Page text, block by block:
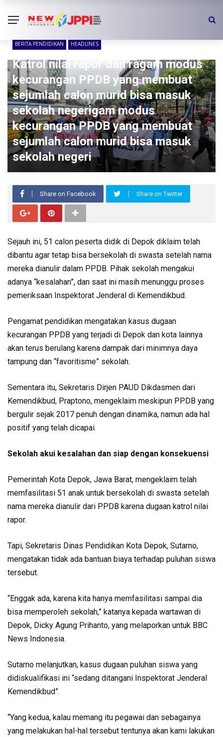
BERITA PENDIDIKAN HEADLINES
Katrol nilai rapor dan ragam modus
kecurangan PPDB yang membuat
sejumlah calon murid bisa masuk
sekolah negerigam modus
kecurangan PPDB yang membuat
sejumlah calon murid bisa masuk
sekolah negeri
Share on Facebook Share on Twitter
Sejauh ini, 51 calon peserta didik di Depok diklaim telah
dibantu agar tetap bisa bersekolah di swasta setelah nama
mereka dianulir dalam PPDB. Pihak sekolah mengakui
adanya “kesalahan”, dan saat ini masih menunggu proses
pemeriksaan Inspektorat Jenderal di Kemendikbud.
Pengamat pendidikan mengatakan kasus dugaan
kecurangan PPDB yang terjadi di Depok dan kota lainnya
akan terus berulang karena dampak dari minimnya daya
tampung dan “favoritisme” sekolah.
Sementara itu, Sekretaris Dirjen PAUD Dikdasmen dari
Kemendikbud, Praptono, mengeklaim meskipun PPDB yang
bergulir sejak 2017 penuh dengan dinamika, namun ada hal
positif yang telah dicapai.
Sekolah akui kesalahan dan siap dengan konsekuensi
Pemerintah Kota Depok, Jawa Barat, mengeklaim telah
memfasilitasi 51 anak untuk bersekolah di swasta setelah
nama mereka dianulir dari PPDB karena dugaan katrol nilai
rapor.
Tapi, Sekretaris Dinas Pendidikan Kota Depok, Sutarno,
mengatakan tidak ada bantuan biaya terhadap puluhan siswa
tersebut.
“Enggak ada, karena kita hanya memfasilitasi sampai dia
bisa memperoleh sekolah,” katanya kepada wartawan di
Depok, Dicky Agung Prihanto, yang melaporkan untuk BBC
News Indonesia.
Sutarno melanjutkan, kasus dugaan puluhan siswa yang
didiskualifikasi ini “sedang ditangani Inspektorat Jenderal
Kemendikbud”.
“Yang kedua, kalau memang itu pegawai dan sebagainya
yang melakukan hal-hal tersebut tentunya akan kami lakukan